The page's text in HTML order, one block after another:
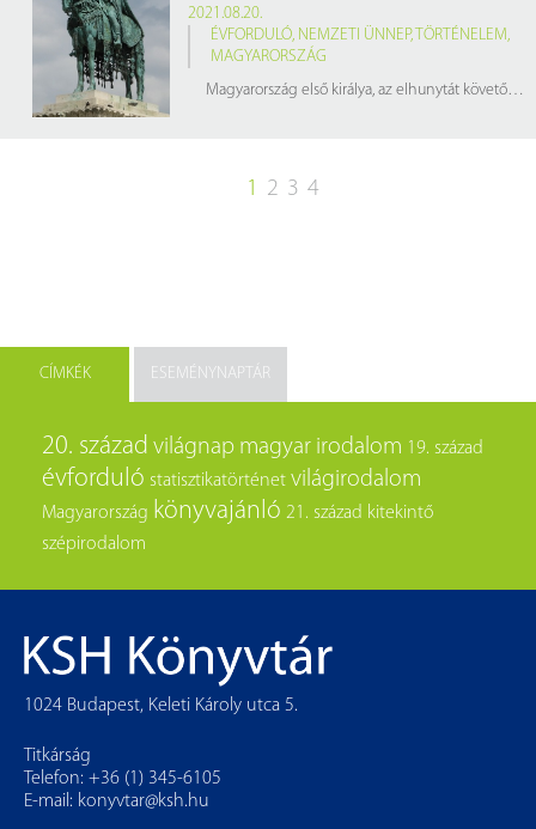
2021.08.20.
ÉVFORDULÓ, NEMZETI ÜNNEP, TÖRTÉNELEM,
MAGYARORSZÁG
Magyarország első királya, az elhunytát követően szentté avatott I. István, 980 körül született. Édesapja, Géza nagyfejedelem (945–997) halála után örökölte meg a trónt. A hatalom átvételét követően számos, családjához tartozó riválissal kellett leszámolnia, hogy szilárd államot hozzon létre. Előbb az Árpád-ház legidősebb férfi tagját, Koppányt kellett legyőznie, ezután 1003-ban az erdélyi gyulát, majd 1008 és 1017. között a Maros-vidék urának, Ajtonynak az erőit sikerült legyűrnie.
1 2 3 4
CÍMKÉK ESEMÉNYNAPTÁR
20. század világnap magyar irodalom 19. század
évforduló statisztikatörténet világirodalom
Magyarország könyvajánló 21. század kitekintő
szépirodalom
1024 Budapest, Keleti Károly utca 5.
Titkárság
Telefon: +36 (1) 345-6105
E-mail: konyvtar@ksh.hu